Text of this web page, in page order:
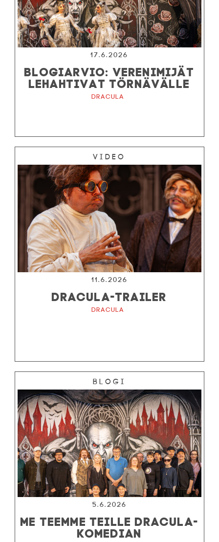
17.6.2026
BLOGIARVIO: VERENIMIJÄT
LEHAHTIVAT TÖRNÄVÄLLE
Dracula
Video
11.6.2026
DRACULA-TRAILER
Dracula
Blogi
5.6.2026
ME TEEMME TEILLE DRACULA-
KOMEDIAN